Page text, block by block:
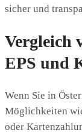
sicher und
Vergleich
EPS und
Wenn Sie in
Möglichkeiten
oder